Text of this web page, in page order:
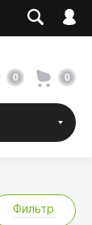
0 0
Фильтр